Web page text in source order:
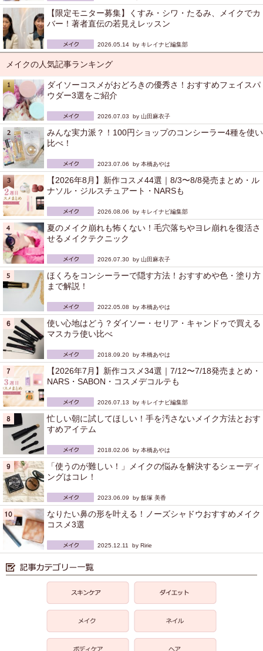
【限定モニター募集】くすみ・シワ・たるみ、メイクでカ
バー！著者直伝の若見えレッスン
2026.05.14 by キレイナビ編集部
メイクの人気記事ランキング
ダイソーコスメがおどろきの優秀さ！おすすめフェイスパ
ウダー3選をご紹介
2026.07.03 by 山田麻衣子
みんな実力派？！100円ショップのコンシーラー4種を使い
比べ！
2023.07.06 by 本橋あやは
【2026年8月】新作コスメ44選｜8/3〜8/8発売まとめ・ル
ナソル・ジルスチュアート・NARSも
2026.08.06 by キレイナビ編集部
夏のメイク崩れも怖くない！毛穴落ちやヨレ崩れを復活さ
せるメイクテクニック
2026.07.30 by 山田麻衣子
ほくろをコンシーラーで隠す方法！おすすめや色・塗り方
まで解説！
2022.05.08 by 本橋あやは
使い心地はどう？ダイソー・セリア・キャンドゥで買える
マスカラ使い比べ
2018.09.20 by 本橋あやは
【2026年7月】新作コスメ34選｜7/12〜7/18発売まとめ・
NARS・SABON・コスメデコルテも
2026.07.13 by キレイナビ編集部
忙しい朝に試してほしい！手を汚さないメイク方法とおす
すめアイテム
2018.02.06 by 本橋あやは
「使うのが難しい！」メイクの悩みを解決するシェーディ
ングはコレ！
2023.06.09 by 飯塚 美香
なりたい鼻の形を叶える！ノーズシャドウおすすめメイク
コスメ3選
2025.12.11 by Ririe